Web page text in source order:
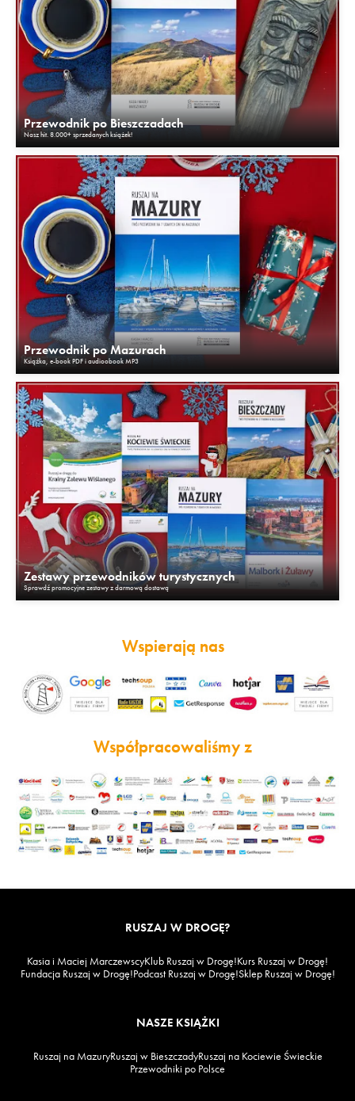
Przewodnik po Bieszczadach
Nasz hit. 8.000+ sprzedanych książek!
Przewodnik po Mazurach
Książka, e-book PDF i audioobook MP3
Zestawy przewodników turystycznych
Sprawdź promocyjne zestawy z darmową dostawą
Wspierają nas
Współpracowaliśmy z
RUSZAJ W DROGĘ?
Kasia i Maciej MarczewscyKlub Ruszaj w Drogę!Kurs Ruszaj w Drogę!
Fundacja Ruszaj w Drogę!Podcast Ruszaj w Drogę!Sklep Ruszaj w Drogę!
NASZE KSIĄŻKI
Ruszaj na MazuryRuszaj w BieszczadyRuszaj na Kociewie Świeckie
Przewodniki po Polsce